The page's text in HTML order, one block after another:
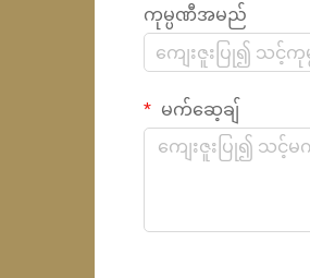
ကုမ္ပဏီအမည်
မက်ဆေ့ချ်